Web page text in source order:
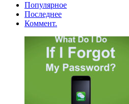
Популярное
Последнее
Коммент.